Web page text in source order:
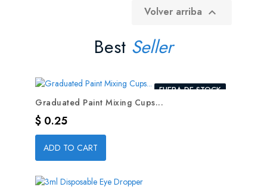
Volver arriba 
Best Seller
FUERA DE STOCK
Graduated Paint Mixing Cups...
Precio
$ 0.25
ADD TO CART